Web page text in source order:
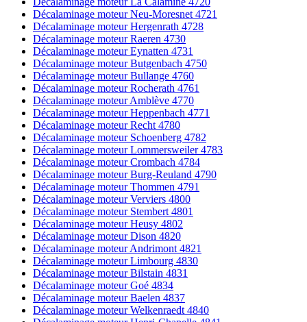
Décalaminage moteur Neu-Moresnet 4721
Décalaminage moteur Hergenrath 4728
Décalaminage moteur Raeren 4730
Décalaminage moteur Eynatten 4731
Décalaminage moteur Butgenbach 4750
Décalaminage moteur Bullange 4760
Décalaminage moteur Rocherath 4761
Décalaminage moteur Amblève 4770
Décalaminage moteur Heppenbach 4771
Décalaminage moteur Recht 4780
Décalaminage moteur Schoenberg 4782
Décalaminage moteur Lommersweiler 4783
Décalaminage moteur Crombach 4784
Décalaminage moteur Burg-Reuland 4790
Décalaminage moteur Thommen 4791
Décalaminage moteur Verviers 4800
Décalaminage moteur Stembert 4801
Décalaminage moteur Heusy 4802
Décalaminage moteur Dison 4820
Décalaminage moteur Andrimont 4821
Décalaminage moteur Limbourg 4830
Décalaminage moteur Bilstain 4831
Décalaminage moteur Goé 4834
Décalaminage moteur Baelen 4837
Décalaminage moteur Welkenraedt 4840